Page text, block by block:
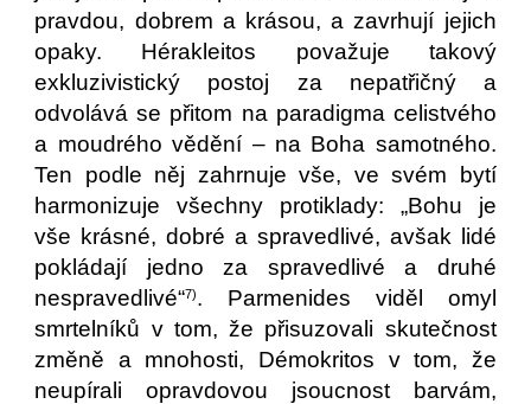
pravdou, dobrem a krásou, a zavrhují jejich
opaky. Hérakleitos považuje takový
exkluzivistický postoj za nepatřičný a
odvolává se přitom na paradigma celistvého
a moudrého vědění – na Boha samotného.
Ten podle něj zahrnuje vše, ve svém bytí
harmonizuje všechny protiklady: „Bohu je
vše krásné, dobré a spravedlivé, avšak lidé
pokládají jedno za spravedlivé a druhé
nespravedlivé“7). Parmenides viděl omyl
smrtelníků v tom, že přisuzovali skutečnost
změně a mnohosti, Démokritos v tom, že
neupírali opravdovou jsoucnost barvám,